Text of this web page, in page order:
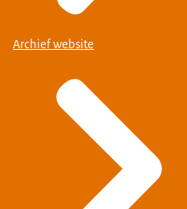
Archief website